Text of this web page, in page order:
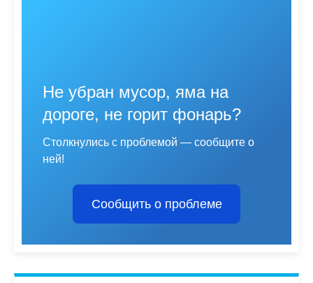
Не убран мусор, яма на
дороге, не горит фонарь?
Столкнулись с проблемой — сообщите о
ней!
Сообщить о проблеме